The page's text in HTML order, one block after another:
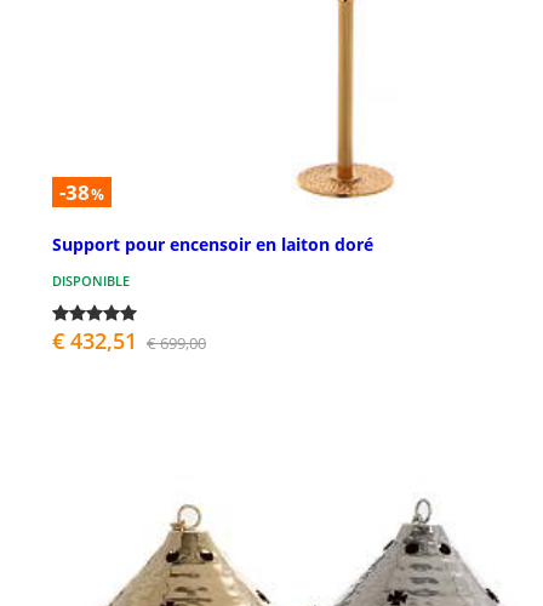
-38%
Support pour encensoir en laiton doré
DISPONIBLE
€ 432,51 € 699,00